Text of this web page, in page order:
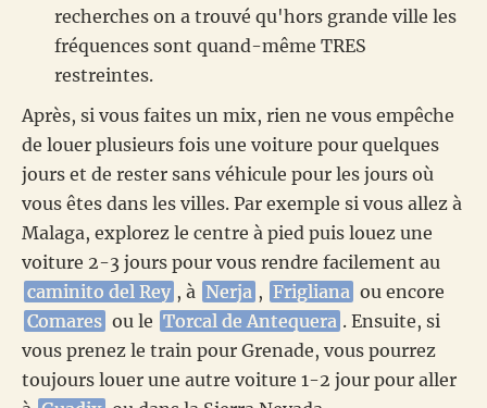
recherches on a trouvé qu'hors grande ville les
fréquences sont quand-même TRES
restreintes.
Après, si vous faites un mix, rien ne vous empêche
de louer plusieurs fois une voiture pour quelques
jours et de rester sans véhicule pour les jours où
vous êtes dans les villes. Par exemple si vous allez à
Malaga, explorez le centre à pied puis louez une
voiture 2-3 jours pour vous rendre facilement au
caminito del Rey , à Nerja , Frigliana ou encore
Comares ou le Torcal de Antequera . Ensuite, si
vous prenez le train pour Grenade, vous pourrez
toujours louer une autre voiture 1-2 jour pour aller